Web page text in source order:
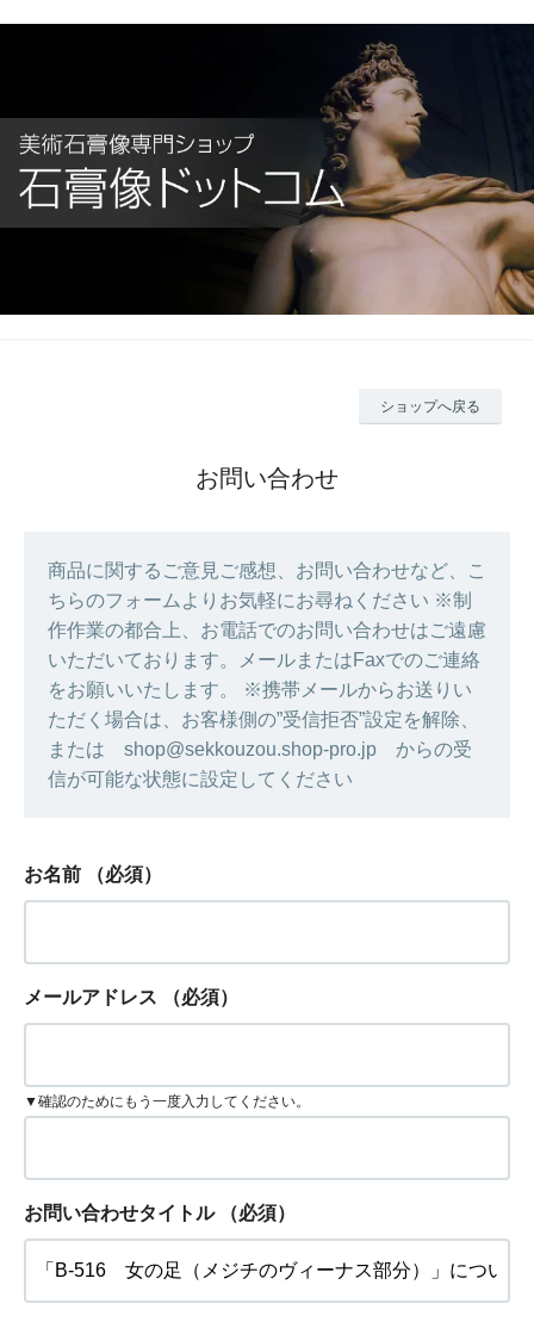
ショップへ戻る
お問い合わせ
商品に関するご意見ご感想、お問い合わせなど、こ
ちらのフォームよりお気軽にお尋ねください ※制
作作業の都合上、お電話でのお問い合わせはご遠慮
いただいております。メールまたはFaxでのご連絡
をお願いいたします。 ※携帯メールからお送りい
ただく場合は、お客様側の”受信拒否”設定を解除、
または shop@sekkouzou.shop-pro.jp からの受
信が可能な状態に設定してください
お名前 （必須）
メールアドレス （必須）
▼確認のためにもう一度入力してください。
お問い合わせタイトル （必須）